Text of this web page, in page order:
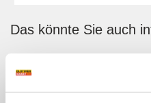
Das könnte Sie auch